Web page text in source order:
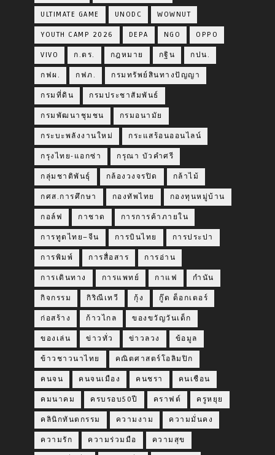
ULTIMATE GAME UNODC WOWNUT
YOUTH CAMP 2026 DEPA NGO OPPO
VIVO ก.ตร. กฎหมาย กฐิน กปน.
กฟผ. กฟภ. กรมทรัพย์สินทางปัญญา
กรมที่ดิน กรมประชาสัมพันธ์
กรมพัฒนาชุมชน กรมอนามัย
กระบะพลังงานใหม่ กระแสร้อนออนไลน์
กรุงไทย-แอกซ่า กรุณา บัวคำศรี
กลุ่มชาติพันธุ์ กล้องวงจรปิด กล้าไม้
กศส.การศึกษา กองทัพไทย กองทุนหมู่บ้าน
กอล์ฟ กาชาด การการค้าภายใน
การทูตไทย–จีน การบินไทย การประปา
การพิมพ์ การสื่อสาร การอ่าน
การเดินทาง การแพทย์ กาแฟ กำนัน
กิจกรรม กิริณีเทวี กุ้ง กู๊ด ด็อกเตอร์
ก่อสร้าง ก้าวไกล ของขวัญวันเด็ก
ของเล่น ข่าวทั่ว ข่าวลวง ข้อมูล
ข้าวชาวนาไทย คณิตศาสตร์โอลิมปิก
คนจน คนจนเมือง คนชรา คนเชือน
คมนาคม ครบรอบ50ปี คราฟต์ ครูหยุย
คลินิกทันตกรรม ความงาม ความมั่นคง
ความรัก ความร่วมมือ ความสุข